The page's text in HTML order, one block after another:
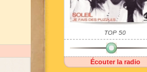
TOP 50
Écouter la radio